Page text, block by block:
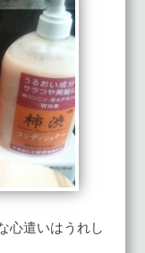
心遣いはうれし